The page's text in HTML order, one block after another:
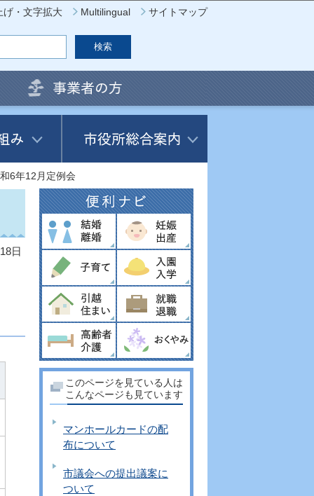
げ・文字拡大 Multilingual サイトマップ
6年12月定例会
日
このページを見ている人は
こんなページも見ています
マンホールカードの配
布について
市議会への提出議案に
ついて